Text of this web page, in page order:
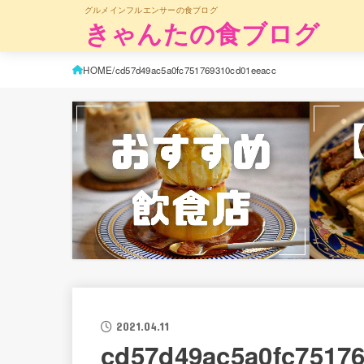
グルメインフルエンサーの食ブログ
きゃんたの食ブログ
HOME cd57d49ac5a0fc751769310cd01eeacc
2021.04.11